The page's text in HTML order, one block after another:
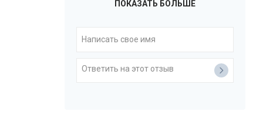
ПОКАЗАТЬ БОЛЬШЕ